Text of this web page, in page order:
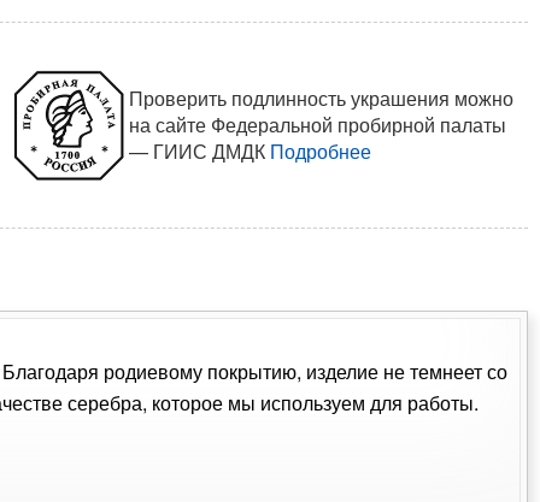
Проверить подлинность украшения можно
на сайте Федеральной пробирной палаты
— ГИИС ДМДК Подробнее
родиевому покрытию, изделие не темнеет со
серебра, которое мы используем для работы.